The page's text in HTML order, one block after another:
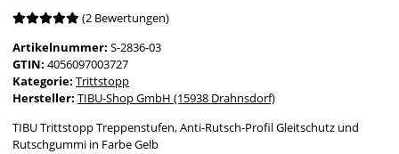
(2 Bewertungen)
Artikelnummer: S-2836-03
GTIN: 4056097003727
Kategorie: Trittstopp
Hersteller: TIBU-Shop GmbH (15938 Drahnsdorf)
TIBU Trittstopp Treppenstufen, Anti-Rutsch-Profil Gleitschutz und
Rutschgummi in Farbe Gelb